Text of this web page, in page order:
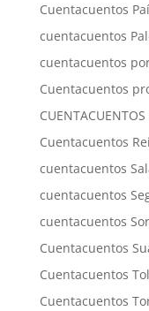
Cuentacuentos
cuentacuentos
cuentacuentos
Cuentacuentos
Cuentacuentos
cuentacuentos
cuentacuentos
cuentacuentos
Cuentacuentos
Cuentacuentos
Cuentacuentos